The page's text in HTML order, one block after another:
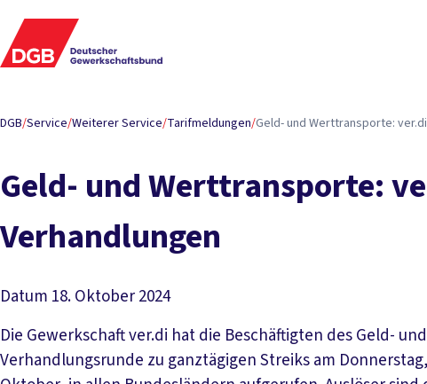
DGB/Service/Weiterer Service/Tarifmeldungen/Geld- und Werttransporte:
Geld- und Werttransporte:
Verhandlungen
Datum 18. Oktober 2024
Die Gewerkschaft ver.di hat die Beschäftigten des Geld-
Verhandlungsrunde zu ganztägigen Streiks am